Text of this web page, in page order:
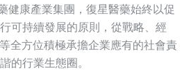
康產業集團，復星醫藥始終以促
可持續發展的原則，從戰略、經
全方位積極承擔企業應有的社會責
的行業生態圈。